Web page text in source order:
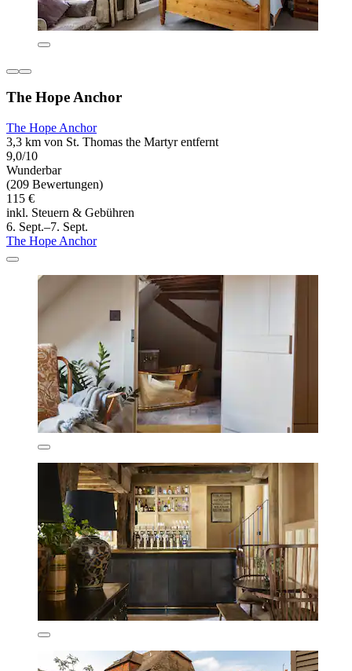
The Hope Anchor
The Hope Anchor
3,3 km von St. Thomas the Martyr entfernt
9,0/10
Wunderbar
(209 Bewertungen)
115 €
inkl. Steuern & Gebühren
6. Sept.–7. Sept.
The Hope Anchor